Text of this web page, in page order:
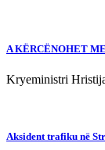
A KËRCËNOHET
Kryeministri
Aksident trafiku në